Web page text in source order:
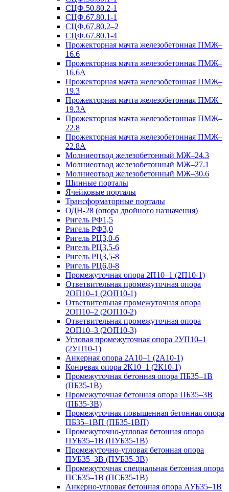
СЦФ.50.80.2-1
СЦФ.67.80.1-1
СЦФ.67.80.2–2
СЦФ.67.80.1-4
Прожекторная мачта железобетонная ПМЖ–
16.6
Прожекторная мачта железобетонная ПМЖ–
16.6А
Прожекторная мачта железобетонная ПМЖ–
19.3
Прожекторная мачта железобетонная ПМЖ–
19.3А
Прожекторная мачта железобетонная ПМЖ–
22.8
Прожекторная мачта железобетонная ПМЖ–
22.8А
Молниеотвод железобетонный МЖ–24.3
Молниеотвод железобетонный МЖ–27.1
Молниеотвод железобетонный МЖ–30.6
Шинные порталы
Ячейковые порталы
Трансформаторные порталы
ОДН-28 (опора двойного назначения)
Ригель РФ1,5
Ригель РФ3,0
Ригель РЦ3,0-6
Ригель РЦ3,5-6
Ригель РЦ3,5-8
Ригель РЦ6,0-8
Промежуточная опора 2П10–1 (2П10-1)
Ответвительная промежуточная опора
2ОП10–1 (2ОП10-1)
Ответвительная промежуточная опора
2ОП10–2 (2ОП10-2)
Ответвительная промежуточная опора
2ОП10–3 (2ОП10-3)
Угловая промежуточная опора 2УП10–1
(2УП10-1)
Анкерная опора 2А10–1 (2А10-1)
Концевая опора 2К10–1 (2К10-1)
Промежуточная бетонная опора ПБ35–1В
(ПБ35-1В)
Промежуточная бетонная опора ПБ35–3В
(ПБ35-3В)
Промежуточная повышенная бетонная опора
ПБ35–1ВП (ПБ35-1ВП)
Промежуточно-угловая бетонная опора
ПУБ35–1В (ПУБ35-1В)
Промежуточно-угловая бетонная опора
ПУБ35–3В (ПУБ35-3В)
Промежуточная специальная бетонная опора
ПСБ35–1В (ПСБ35-1В)
Анкерно-угловая бетонная опора АУБ35–1В